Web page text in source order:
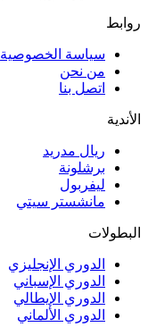
روابط
سياسة الخصوصية
من نحن
اتصل بنا
الأندية
ريال مدريد
برشلونة
ليفربول
مانشستر سيتي
البطولات
الدوري الإنجليزي
الدوري الإسباني
الدوري الإيطالي
الدوري الألماني